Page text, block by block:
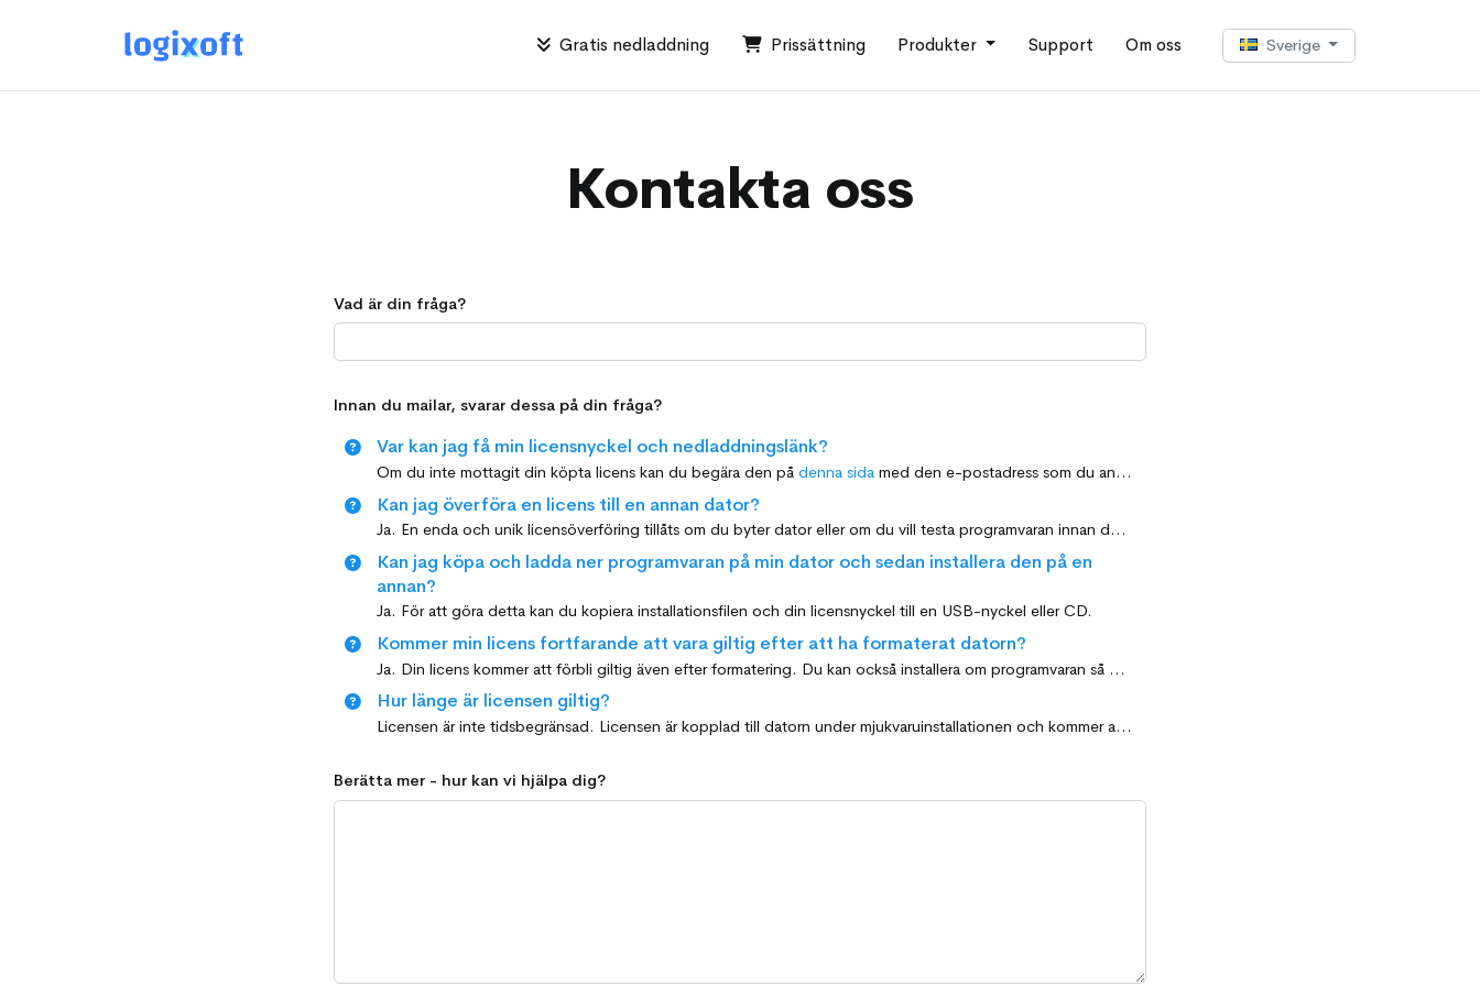
Gratis nedladdning Prissättning Produkter Support Om oss Sverige
Kontakta oss
Vad är din fråga?
Innan du mailar, svarar dessa på din fråga?
Var kan jag få min licensnyckel och nedladdningslänk?
Om du inte mottagit din köpta licens kan du begära den pådenna sida med den e-postadress som du angav för ditt köp. Se också till att kontrollera din skräppostmapp.
Kan jag överföra en licens till en annan dator?
Ja. En enda och unik licensöverföring tillåts om du byter dator eller om du vill testa programvaran innan du installerar den på en annan dator.
Kan jag köpa och ladda ner programvaran på min dator och sedan installera den på en
annan?
Ja. För att göra detta kan du kopiera installationsfilen och din licensnyckel till en USB-nyckel eller CD.
Kommer min licens fortfarande att vara giltig efter att ha formaterat datorn?
Ja. Din licens kommer att förbli giltig även efter formatering. Du kan också installera om programvaran så många gånger du vill på samma dator.
Hur länge är licensen giltig?
Licensen är inte tidsbegränsad. Licensen är kopplad till datorn under mjukvaruinstallationen och kommer att förbli giltig så länge som hårdvarukonfigurationen för datorn (processor + moderkort) förblir oförändrad.
Berätta mer - hur kan vi hjälpa dig?